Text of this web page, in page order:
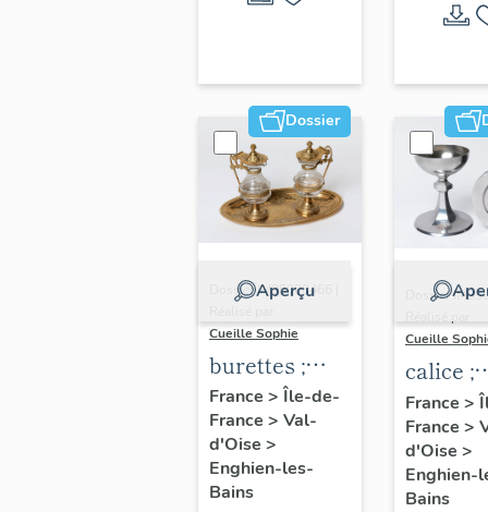
Dossier
Aperçu
Dossier IM95000466 |
Cueille Sophie
burettes ;
plateau à
burettes
France > Île-de-
France > Val-
d'Oise >
Enghien-les-
Bains
Dossier
Cueille
calice ;
patène
France >
France >
d'Oise >
Enghien-
Bains